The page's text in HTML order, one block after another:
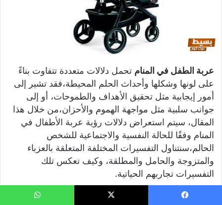
عربة الطفل في المنام تحمل دلالات متعددة تتفاوت بناءً
على لونها وشكلها وأحداث الحلم المحيطة،فقد تشير إلى
أمور إيجابية مثل تحقيق الأهداف والطموحات، أو إلى
جوانب سلبية مثل مواجهة الهموم والأحزان،من خلال هذا
المقال، سيتم استعراض دلالات رؤية عربة الأطفال في
المنام وفقًا للحالة النفسية والاجتماعية للشخص
الحالم،سنتناول التفسيرات المختلفة المتعلقة بالعزباء
والمتزوجة والحامل والمطلقة، وكيف تعكس تلك
التفسيرات تجاربهم الحياتية.